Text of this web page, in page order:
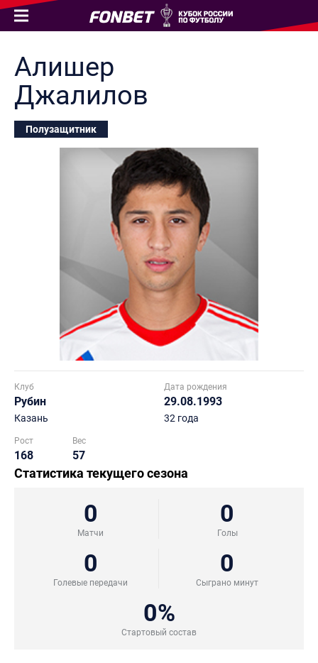
Алишер
Джалилов
Полузащитник
Клуб
Рубин
Казань
Дата рождения
29.08.1993
32 года
Рост
168
Вес
57
Статистика текущего сезона
0
Матчи
0
Голы
0
Голевые передачи
0
Сыграно минут
0%
Стартовый состав